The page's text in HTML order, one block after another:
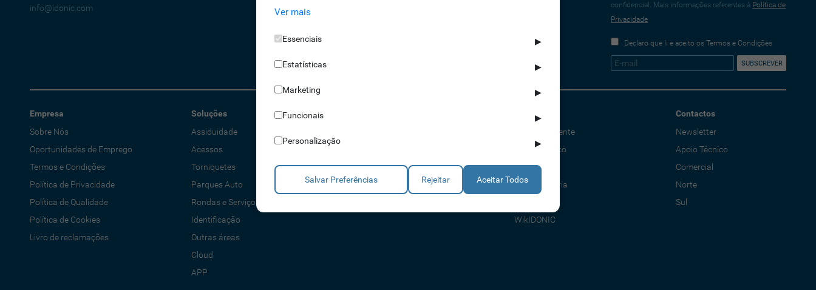
info@idonic.com
confidencial. Mais informações referentes à Política de
Privacidade
Declaro que li e aceito os Termos e Condições
Empresa
Sobre Nós
Oportunidades de Emprego
Termos e Condições
Política de Privacidade
Política de Qualidade
Política de Cookies
Livro de reclamações
Soluções
Assiduidade
Acessos
Torniquetes
Parques Auto
Rondas e Serviços
Identificação
Outras áreas
Cloud
APP
Integradores
Ajuda
Apoio ao Cliente
Apoio Técnico
Comercial
Consultadoria
WikIDONIC
Contactos
Newsletter
Apoio Técnico
Comercial
Norte
Sul
Ver mais
Essenciais ▶
Estatísticas ▶
Marketing ▶
Funcionais ▶
Personalização ▶
Salvar Preferências Rejeitar Aceitar Todos